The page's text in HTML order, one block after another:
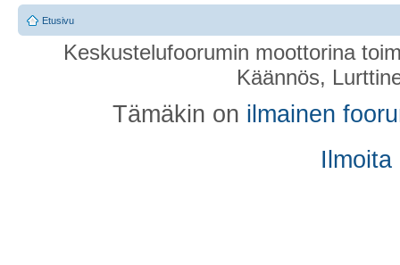
Etusivu
Keskustelufoorumin moottorina
Käännös,
Tämäkin on ilmainen